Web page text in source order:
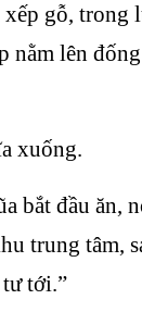
gỗ, trong
nằm lên
xuống.
bắt đầu ăn,
trung tâm,
tới.”